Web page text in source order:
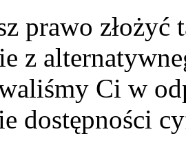
prawo złożyć
z
Ci w
dostępności